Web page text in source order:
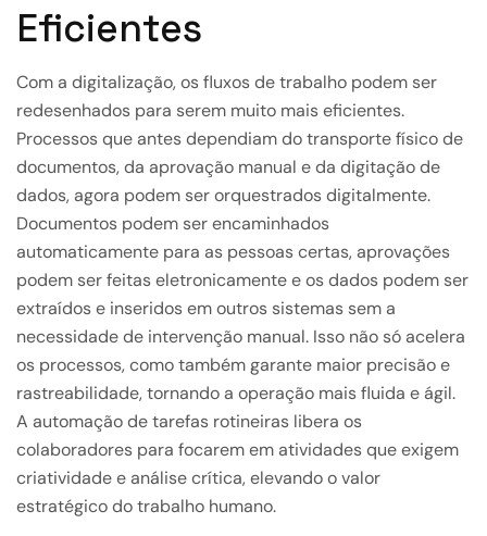
Eficientes
Com a digitalização, os fluxos de trabalho podem ser
redesenhados para serem muito mais eficientes.
Processos que antes dependiam do transporte físico de
documentos, da aprovação manual e da digitação de
dados, agora podem ser orquestrados digitalmente.
Documentos podem ser encaminhados
automaticamente para as pessoas certas, aprovações
podem ser feitas eletronicamente e os dados podem ser
extraídos e inseridos em outros sistemas sem a
necessidade de intervenção manual. Isso não só acelera
os processos, como também garante maior precisão e
rastreabilidade, tornando a operação mais fluida e ágil.
A automação de tarefas rotineiras libera os
colaboradores para focarem em atividades que exigem
criatividade e análise crítica, elevando o valor
estratégico do trabalho humano.